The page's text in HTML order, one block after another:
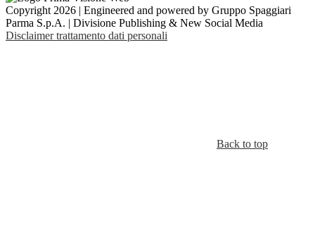
Copyright 2026 | Engineered and powered by Gruppo Spaggiari
Parma S.p.A. | Divisione Publishing & New Social Media
Disclaimer trattamento dati personali
Back to top